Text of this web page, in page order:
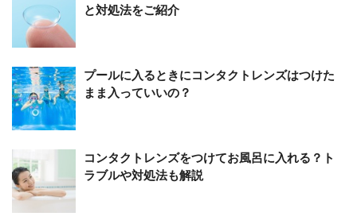
と対処法をご紹介
プールに入るときにコンタクトレンズはつけた
まま入っていいの？
コンタクトレンズをつけてお風呂に入れる？ト
ラブルや対処法も解説